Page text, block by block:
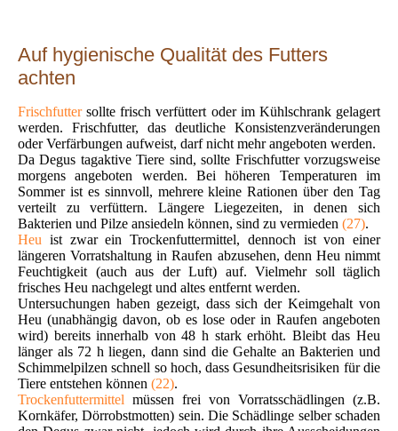
Auf hygienische Qualität des Futters
achten
Frischfuttersollte frisch verfüttert oder im Kühlschrank gelagert
werden. Frischfutter, das deutliche Konsistenzveränderungen
oder Verfärbungen aufweist, darf nicht mehr angeboten werden.
Da Degus tagaktive Tiere sind, sollte Frischfutter vorzugsweise
morgens angeboten werden. Bei höheren Temperaturen im
Sommer ist es sinnvoll, mehrere kleine Rationen über den Tag
verteilt zu verfüttern. Längere Liegezeiten, in denen sich
Bakterien und Pilze ansiedeln können, sind zu vermieden (27).
Heu ist zwar ein Trockenfuttermittel, dennoch ist von einer
längeren Vorratshaltung in Raufen abzusehen, denn Heu nimmt
Feuchtigkeit (auch aus der Luft) auf. Vielmehr soll täglich
frisches Heu nachgelegt und altes entfernt werden.
Untersuchungen haben gezeigt, dass sich der Keimgehalt von
Heu (unabhängig davon, ob es lose oder in Raufen angeboten
wird) bereits innerhalb von 48 h stark erhöht. Bleibt das Heu
länger als 72 h liegen, dann sind die Gehalte an Bakterien und
Schimmelpilzen schnell so hoch, dass Gesundheitsrisiken für die
Tiere entstehen können (22).
Trockenfuttermittel müssen frei von Vorratsschädlingen (z.B.
Kornkäfer, Dörrobstmotten) sein. Die Schädlinge selber schaden